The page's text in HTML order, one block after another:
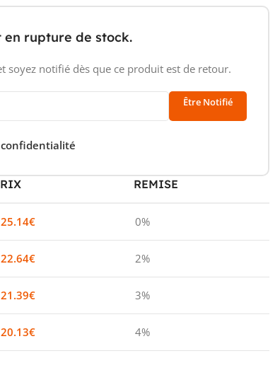
rupture de stock.
soyez notifié dès que ce produit est de retour.
Être Notifié
REMISE
€ 0%
€ 2%
€ 3%
€ 4%